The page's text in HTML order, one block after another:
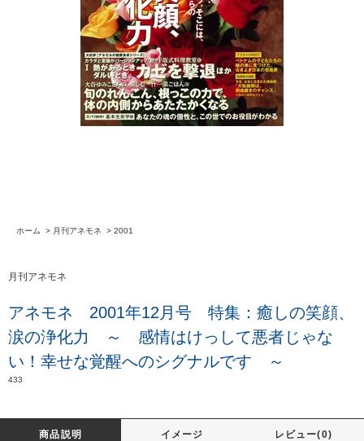
ホーム > 月刊アネモネ > 2001
月刊アネモネ
アネモネ 2001年12月号 特集：癒しの笑顔、
涙の浄化力 ～ 感情はけっして悪者じゃな
い！幸せな覚醒へのシグナルです ～
433
商品説明 イメージ レビュー(0)